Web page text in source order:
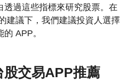
透過這些指標來研究股票。在
建議下，我們建議投資人選擇
APP。
股交易APP推薦